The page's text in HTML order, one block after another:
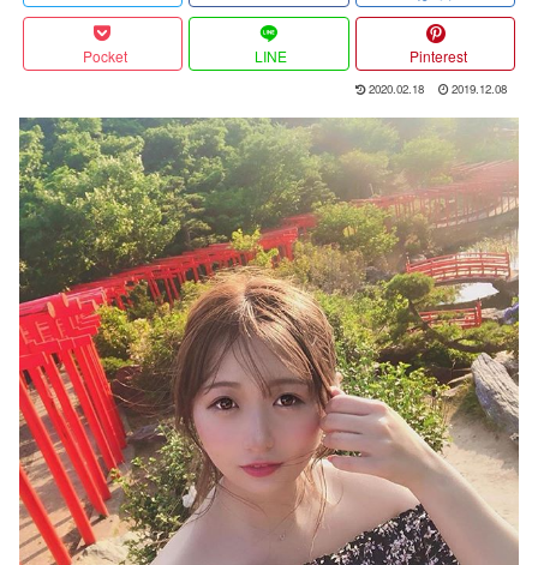
Pocket LINE Pinterest
2020.02.18 2019.12.08